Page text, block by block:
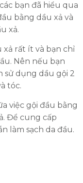
bạn đã hiểu qua
bằng dầu xả và
xả.
rất ít và bạn chỉ
Nên nếu bạn
sử dụng dầu gội 2
tóc.
việc gội đầu bằng
Để cung cấp
làm sạch da đầu.